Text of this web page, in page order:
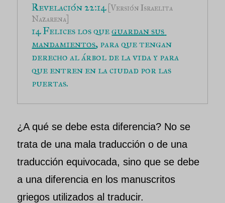
Revelación 22:14 [Versión Israelita
Nazarena]
14 Felices los que guardan sus
mandamientos, para que tengan
derecho al árbol de la vida y para
que entren en la ciudad por las
puertas.
¿A qué se debe esta diferencia? No se
trata de una mala traducción o de una
traducción equivocada, sino que se debe
a una diferencia en los manuscritos
griegos utilizados al traducir.